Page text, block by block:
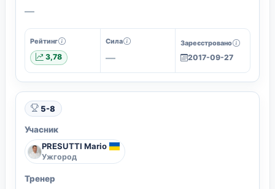
—
Рейтинг
3,78
Сила
—
Зареєстровано
2017-09-27
5-8
Учасник
PRESUTTI Mario
Ужгород
Тренер